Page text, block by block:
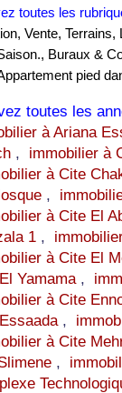
toutes les
Vente,
Buraux &
pied
toutes les
à Ariana
, immobilier à
à Cite
,
à Cite El
1,
à Cite El
Yamama,
à Cite
,
à Cite
,